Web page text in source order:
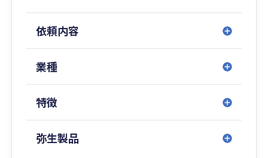
務や相談が不安）
（zoomでのリモートに対応してくれない）
（相続税・贈与税などの資産税について業務を
行っていない）
安）
し、余計な追加料金をいただきません。
依頼内容
業種
特徴
弥生製品